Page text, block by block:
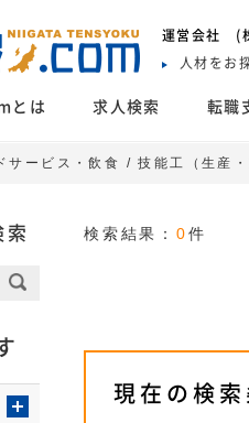
運営会社 (
人材をお
とは 求人検索 転職
サービス・飲食 / 技能工（生産
検索結果： 0件
現在の検索
索